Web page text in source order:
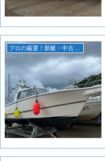
プロの厳選！新艇・中古艇情報！